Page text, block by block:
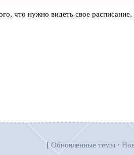
что нужно видеть свое
[ Обновленные темы ·